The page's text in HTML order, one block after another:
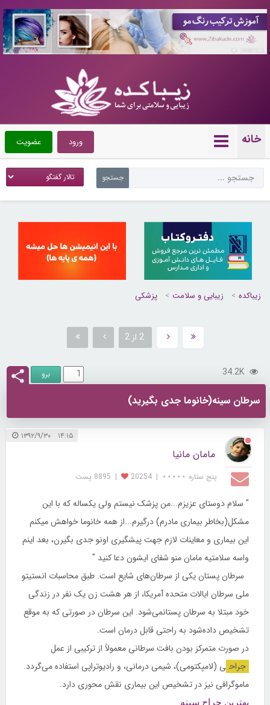
خانه عضویت ورود
زیباکده زیبایی و سلامت پزشکی
2 از 2
34.2K
سرطان سینه(خانوما جدی بگیرید)
۱۴:۱۵ ۱۳۹۲/۹/۳۰
مامان مانیا
پنج ستاره ⋆⋆⋆⋆⋆ |
20254
| 8895 پست
" سلام دوستای عزیزم...من پزشک نیستم ولی یکساله که با این
مشکل(بخاطر بیماری مادرم) درگیرم...از همه خانوما خواهش میکنم
این بیماری و معاینات لازم جهت پیشگیری اونو جدی بگیرن، بعد اینم
واسه سلامتیه مامان منو شفای ایشون دعا کنید "
سرطان پستان یکی از سرطان‌های شایع است. طبق محاسبات انستیتو
ملی سرطان ایالات متحده آمریکا، از هر هشت زن یک نفر در زندگی
خود مبتلا به سرطان پستانمی‌شود. این سرطان در صورتی که به موقع
تشخیص داده‌شود به راحتی قابل درمان است.
در صورت متمرکز بودن بافت سرطانی معمولاً از ترکیبی از عمل
جراح ی (لامپکتومی)، شیمی درمانی، و رادیوتراپی استفاده می‌گردد.
ماموگرافی نیز در تشخیص این بیماری نقش محوری دارد.
بهترین جراح سینه